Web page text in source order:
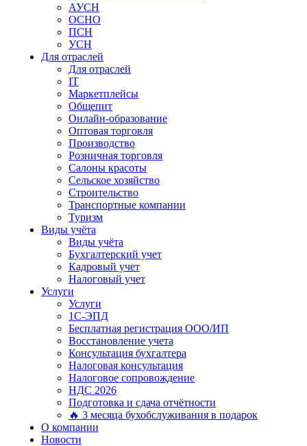
АУСН
ОСНО
ПСН
УСН
Для отраслей
Для отраслей
IT
Маркетплейсы
Общепит
Онлайн-образование
Оптовая торговля
Производство
Розничная торговля
Салоны красоты
Сельское хозяйство
Строительство
Транспортные компании
Туризм
Виды учёта
Виды учёта
Бухгалтерский учет
Кадровый учет
Налоговый учет
Услуги
Услуги
1С-ЭПД
Бесплатная регистрация ООО/ИП
Восстановление учета
Консультация бухгалтера
Налоговая консультация
Налоговое сопровождение
НДС 2026
Подготовка и сдача отчётности
🔥 3 месяца бухобслуживания в подарок
О компании
Новости